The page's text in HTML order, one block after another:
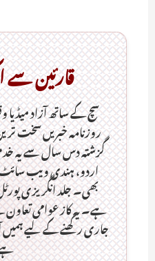
قارئین
سچ کے ساتھ آزاد
روزنامہ خبریں سخت
گزشتہ دس سال سے یہ
اردو، ہندی ویب
بھی۔ جلد انگریزی
ہے۔ یہ کاز عوامی
جاری رکھنے کے لیے